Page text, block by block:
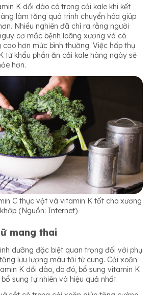
K dồi dào có trong cải kale khi kết
làm tăng quá trình chuyển hóa giúp
Nhiều nghiên đã chỉ ra rằng người
cơ mắc bệnh loãng xương và có
hơn mức bình thường. Việc hấp thụ
từ khẩu phần ăn cải kale hàng ngày sẽ
hơn.
C thực vật và vitamin K tốt cho xương
khớp (Nguồn: Internet)
mang thai
dưỡng đặc biệt quan trọng đối với phụ
lưu lượng máu tới tử cung. Cải xoăn
K dồi dào, do đó, bổ sung vitamin K
sung tự nhiên và hiệu quả nhất.